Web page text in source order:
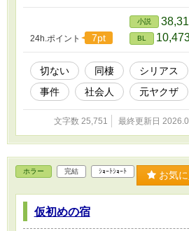
24h.ポイント 7pt
小説
BL
切ない 同棲 シリアス
事件
社会人 元ヤクザ
文字数 25,751 最終更新日
ホラー 完結 ｼｮｰﾄｼｮｰﾄ お気
仮初めの宿